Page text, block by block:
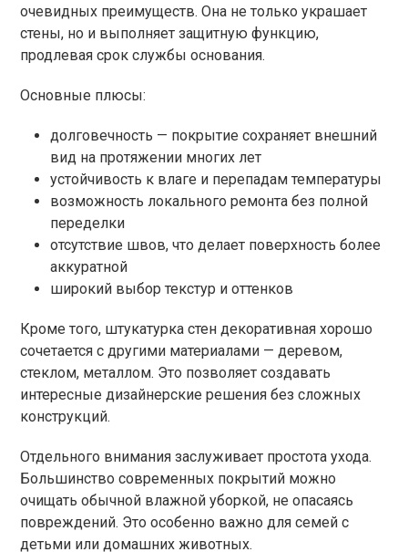
очевидных преимуществ. Она не только украшает
стены, но и выполняет защитную функцию,
продлевая срок службы основания.
Основные плюсы:
долговечность — покрытие сохраняет внешний
вид на протяжении многих лет
устойчивость к влаге и перепадам температуры
возможность локального ремонта без полной
переделки
отсутствие швов, что делает поверхность более
аккуратной
широкий выбор текстур и оттенков
Кроме того, штукатурка стен декоративная хорошо
сочетается с другими материалами — деревом,
стеклом, металлом. Это позволяет создавать
интересные дизайнерские решения без сложных
конструкций.
Отдельного внимания заслуживает простота ухода.
Большинство современных покрытий можно
очищать обычной влажной уборкой, не опасаясь
повреждений. Это особенно важно для семей с
детьми или домашних животных.